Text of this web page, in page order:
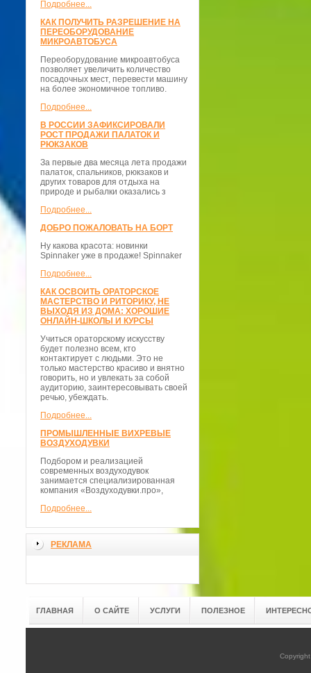
Подробнее...
КАК ПОЛУЧИТЬ РАЗРЕШЕНИЕ НА
ПЕРЕОБОРУДОВАНИЕ
МИКРОАВТОБУСА
Переоборудование микроавтобуса
позволяет увеличить количество
посадочных мест, перевести машину
на более экономичное топливо.
Подробнее...
В РОССИИ ЗАФИКСИРОВАЛИ
РОСТ ПРОДАЖИ ПАЛАТОК И
РЮКЗАКОВ
За первые два месяца лета продажи
палаток, спальников, рюкзаков и
других товаров для отдыха на
природе и рыбалки оказались з
Подробнее...
ДОБРО ПОЖАЛОВАТЬ НА БОРТ
Ну какова красота: новинки
Spinnaker уже в продаже! Spinnaker
Подробнее...
КАК ОСВОИТЬ ОРАТОРСКОЕ
МАСТЕРСТВО И РИТОРИКУ, НЕ
ВЫХОДЯ ИЗ ДОМА: ХОРОШИЕ
ОНЛАЙН-ШКОЛЫ И КУРСЫ
Учиться ораторскому искусству
будет полезно всем, кто
контактирует с людьми. Это не
только мастерство красиво и внятно
говорить, но и увлекать за собой
аудиторию, заинтересовывать своей
речью, убеждать.
Подробнее...
ПРОМЫШЛЕННЫЕ ВИХРЕВЫЕ
ВОЗДУХОДУВКИ
Подбором и реализацией
современных воздуходувок
занимается специализированная
компания «Воздуходувки.про»,
Подробнее...
РЕКЛАМА
ГЛАВНАЯ О САЙТЕ УСЛУГИ ПОЛЕЗНОЕ